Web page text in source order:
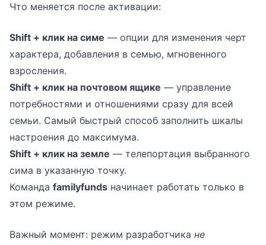
Что меняется после активации:
Shift + клик на симе — опции для изменения черт
характера, добавления в семью, мгновенного
взросления.
Shift + клик на почтовом ящике — управление
потребностями и отношениями сразу для всей
семьи. Самый быстрый способ заполнить шкалы
настроения до максимума.
Shift + клик на земле — телепортация выбранного
сима в указанную точку.
Команда familyfunds начинает работать только в
этом режиме.
Важный момент: режим разработчика не